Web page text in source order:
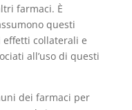
farmaci. È
questi
effetti collaterali e
all’uso di questi
dei farmaci per